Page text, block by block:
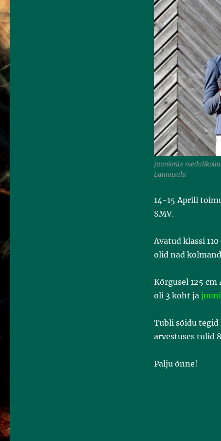
k
Juuniorite
Lannusalu
14-15 Aprill
SMV.
Avatud klassi
olid nad
Kõrgusel 125 cm
oli 3 koht ja
Tubli sõidu tegid
arvestuses tulid
Palju õnne!